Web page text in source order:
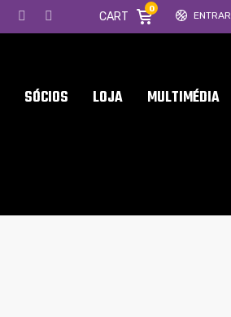
ENTRAR
CART
0
SÓCIOS LOJA MULTIMÉDIA